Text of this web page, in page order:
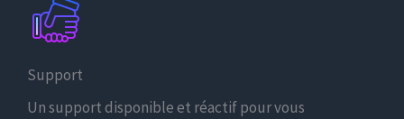
Support
Un support disponible et réactif pour vous